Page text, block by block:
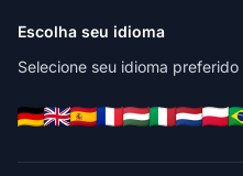
Escolha seu idioma
Selecione seu idioma